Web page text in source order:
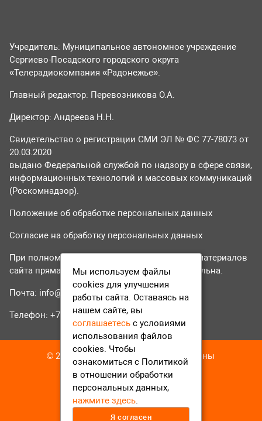
Учредитель: Муниципальное автономное учреждение
Сергиево-Посадского городского округа
«Телерадиокомпания «Радонежье».
Главный редактор: Перевозникова О.А.
Директор: Андреева Н.Н.
Свидетельство о регистрации СМИ ЭЛ № ФС 77-78073 от
20.03.2020
выдано Федеральной службой по надзору в сфере связи,
информационных технологий и массовых коммуникаций
(Роскомнадзор).
Положение об обработке персональных данных
Согласие на обработку персональных данных
При полном или частичном использовании материалов
сайта прямая гиперссылка на tvr24.tv обязательна.
Почта: info@tvr24.tv
Телефон: +7 (496) 551-04-95
© 2016-2023 ТВР24 Все права защищены
Мы используем файлы
cookies для улучшения
работы сайта. Оставаясь на
нашем сайте, вы
соглашаетесь с условиями
использования файлов
cookies. Чтобы
ознакомиться с Политикой
в отношении обработки
персональных данных,
нажмите здесь.
Я согласен